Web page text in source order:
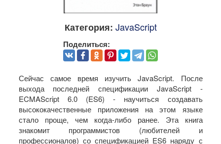
Категория: JavaScript
Поделиться:
Сейчас самое время изучить JavaScript. После
выхода последней спецификации JavaScript -
ECMAScript 6.0 (ES6) - научиться создавать
высококачественные приложения на этом языке
стало проще, чем когда-либо ранее. Эта книга
знакомит программистов (любителей и
профессионалов) со спецификацией ES6 наряду с